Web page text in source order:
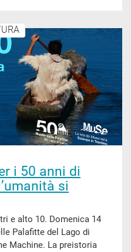
i 50 anni di
si
e alto 10. Domenica 14
Palafitte del Lago di
Machine. La preistoria